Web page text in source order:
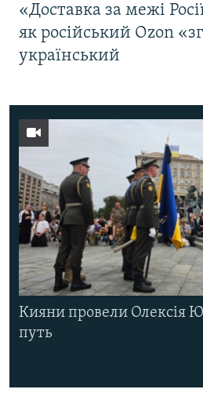
«Доставка за межі
як російський Ozon
український
Кияни провели Олексія
путь